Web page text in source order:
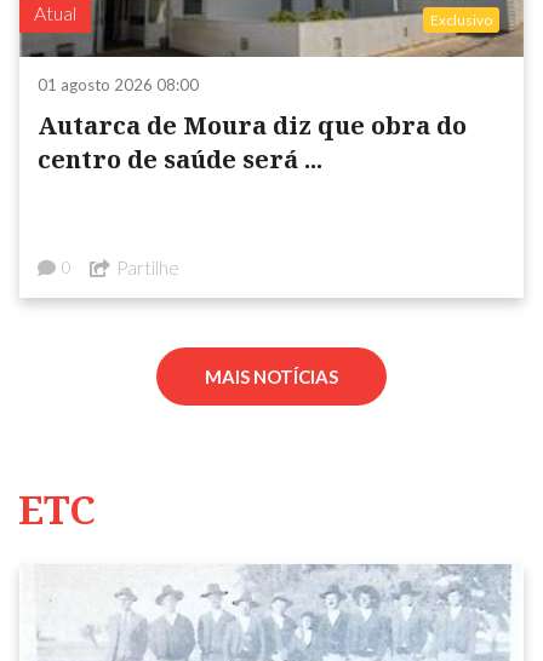
Atual Exclusivo
01 agosto 2026 08:00
Autarca de Moura diz que obra do
centro de saúde será ...
0 Partilhe
MAIS NOTÍCIAS
ETC